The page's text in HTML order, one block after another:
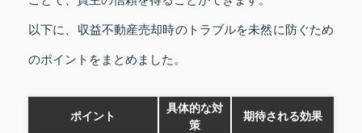
以下に、収益不動産売却時のトラブルを未然に防ぐため
のポイントをまとめました。
ポイント
具体的な対
策
期待される効果